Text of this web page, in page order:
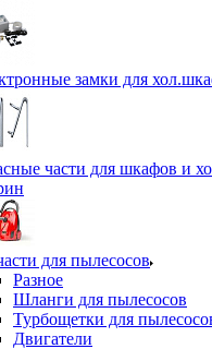
замки для
части для шкафов и
для пылесосов
Разное
Шланги для пылесосов
Турбощетки для
Двигатели